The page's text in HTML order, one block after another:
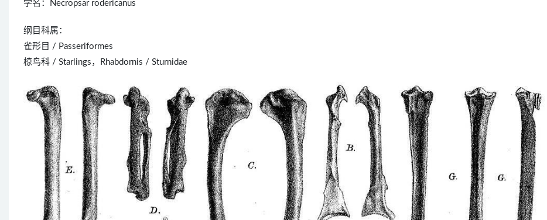
学名：Necropsar rodericanus
纲目科属：
雀形目 / Passeriformes
椋鸟科 / Starlings，Rhabdornis / Sturnidae